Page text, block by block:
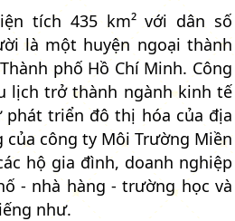
tích 435 km² với dân số
là một huyện ngoại thành
phố Hồ Chí Minh. Công
lịch trở thành ngành kinh tế
phát triển đô thị hóa của địa
của công ty Môi Trường Miền
hộ gia đình, doanh nghiệp
- nhà hàng - trường học và
như.